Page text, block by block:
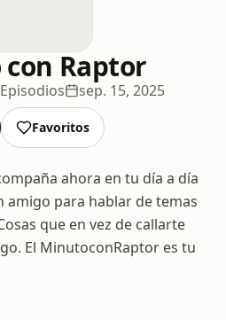
Raptor
sep. 15, 2025
Favoritos
ahora en tu día a día
amigo para hablar de temas
que en vez de callarte
El MinutoconRaptor es tu